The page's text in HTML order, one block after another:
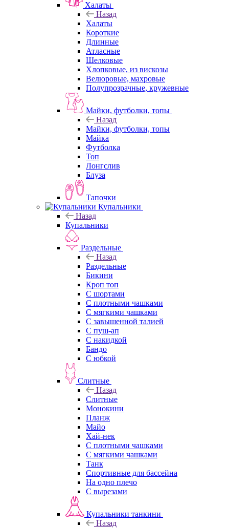
Халаты
Назад
Халаты
Короткие
Длинные
Атласные
Шелковые
Хлопковые, из вискозы
Велюровые, махровые
Полупрозрачные, кружевные
Майки, футболки, топы
Назад
Майки, футболки, топы
Майка
Футболка
Топ
Лонгслив
Блуза
Тапочки
Купальники
Назад
Купальники
Раздельные
Назад
Раздельные
Бикини
Кроп топ
С шортами
С плотными чашками
С мягкими чашками
С завышенной талией
С пуш-ап
С накидкой
Бандо
С юбкой
Слитные
Назад
Слитные
Монокини
Планж
Майо
Хай-нек
С плотными чашками
С мягкими чашками
Танк
Спортивные для бассейна
На одно плечо
С вырезами
Купальники танкини
Назад